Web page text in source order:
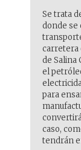
Se trata
donde se
carretera
de Salina
el
para
caso,
tendrán